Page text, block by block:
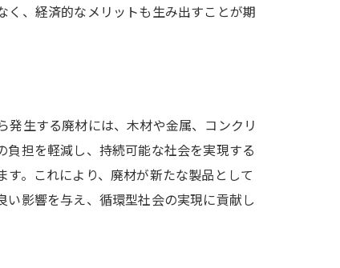
く、経済的なメリットも生み出すことが期
生する廃材には、木材や金属、コンクリ
担を軽減し、持続可能な社会を実現する
。これにより、廃材が新たな製品として
影響を与え、循環型社会の実現に貢献し